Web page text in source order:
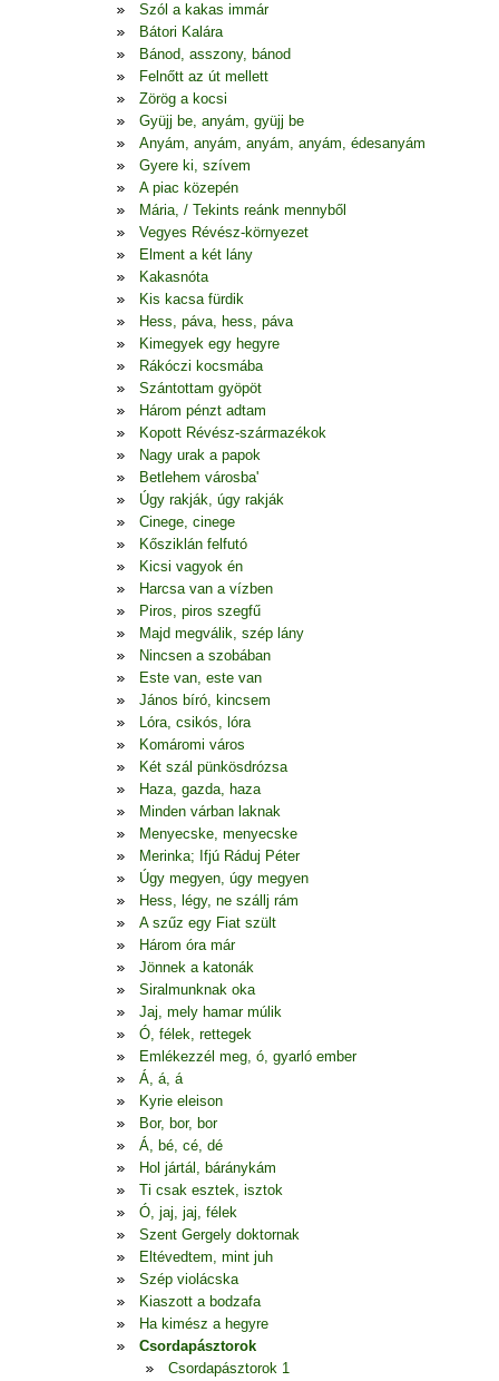
Szól a kakas immár
Bátori Kalára
Bánod, asszony, bánod
Felnőtt az út mellett
Zörög a kocsi
Gyüjj be, anyám, gyüjj be
Anyám, anyám, anyám, anyám, édesanyám
Gyere ki, szívem
A piac közepén
Mária, / Tekints reánk mennyből
Vegyes Révész-környezet
Elment a két lány
Kakasnóta
Kis kacsa fürdik
Hess, páva, hess, páva
Kimegyek egy hegyre
Rákóczi kocsmába
Szántottam gyöpöt
Három pénzt adtam
Kopott Révész-származékok
Nagy urak a papok
Betlehem városba'
Úgy rakják, úgy rakják
Cinege, cinege
Kősziklán felfutó
Kicsi vagyok én
Harcsa van a vízben
Piros, piros szegfű
Majd megválik, szép lány
Nincsen a szobában
Este van, este van
János bíró, kincsem
Lóra, csikós, lóra
Komáromi város
Két szál pünkösdrózsa
Haza, gazda, haza
Minden várban laknak
Menyecske, menyecske
Merinka; Ifjú Ráduj Péter
Úgy megyen, úgy megyen
Hess, légy, ne szállj rám
A szűz egy Fiat szült
Három óra már
Jönnek a katonák
Siralmunknak oka
Jaj, mely hamar múlik
Ó, félek, rettegek
Emlékezzél meg, ó, gyarló ember
Á, á, á
Kyrie eleison
Bor, bor, bor
Á, bé, cé, dé
Hol jártál, báránykám
Ti csak esztek, isztok
Ó, jaj, jaj, félek
Szent Gergely doktornak
Eltévedtem, mint juh
Szép violácska
Kiaszott a bodzafa
Ha kimész a hegyre
Csordapásztorok
Csordapásztorok 1